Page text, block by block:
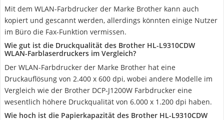
Mit dem WLAN-Farbdrucker der Marke Brother kann auch
kopiert und gescannt werden, allerdings könnten einige Nutzer
im Büro die Fax-Funktion vermissen.
Wie gut ist die Druckqualität des Brother HL-L9310CDW
WLAN-Farblaserdruckers im Vergleich?
Der WLAN-Farbdrucker der Marke Brother hat eine
Druckauflösung von 2.400 x 600 dpi, wobei andere Modelle im
Vergleich wie der Brother DCP-J1200W Farbdrucker eine
wesentlich höhere Druckqualität von 6.000 x 1.200 dpi haben.
Wie hoch ist die Papierkapazität des Brother HL-L9310CDW